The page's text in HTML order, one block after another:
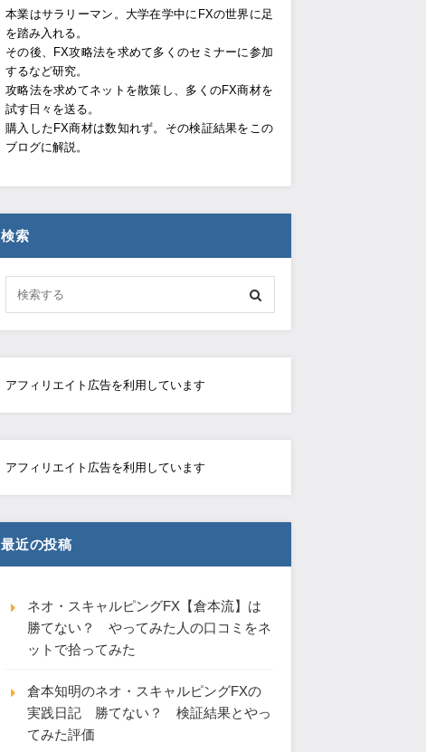
本業はサラリーマン。大学在学中にFXの世界に足
を踏み入れる。
その後、FX攻略法を求めて多くのセミナーに参加
するなど研究。
攻略法を求めてネットを散策し、多くのFX商材を
試す日々を送る。
購入したFX商材は数知れず。その検証結果をこの
ブログに解説。
検索
アフィリエイト広告を利用しています
アフィリエイト広告を利用しています
最近の投稿
ネオ・スキャルピングFX【倉本流】は
勝てない？ やってみた人の口コミをネ
ットで拾ってみた
倉本知明のネオ・スキャルピングFXの
実践日記 勝てない？ 検証結果とやっ
てみた評価